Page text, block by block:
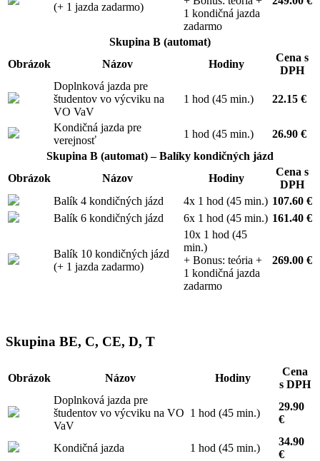
(+ 1 jazda zadarmo)
1 kondičná jazda
zadarmo
Skupina B (automat)
Obrázok
Názov Hodiny
Cena s
DPH
Doplnková jazda pre
študentov vo výcviku na
VO VaV
1 hod (45 min.) 22.15 €
Kondičná jazda pre
verejnosť
1 hod (45 min.)
26.90 €
Skupina B (automat) – Balíky kondičných jázd
Obrázok
Názov Hodiny
Cena s
DPH
Balík 4 kondičných jázd
4x 1 hod (45 min.) 107.60 €
Balík 6 kondičných jázd
6x 1 hod (45 min.) 161.40 €
Balík 10 kondičných jázd
(+ 1 jazda zadarmo)
10x 1 hod (45
min.)
+ Bonus: teória +
1 kondičná jazda
zadarmo
269.00 €
Skupina BE, C, CE, D, T
Obrázok Názov Hodiny
Cena
s DPH
Doplnková jazda pre
študentov vo výcviku na VO
VaV
1 hod (45 min.)
29.90
€
Kondičná jazda 1 hod (45 min.)
34.90
€